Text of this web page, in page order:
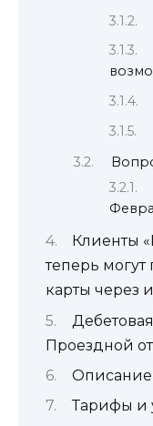
Клиенты
теперь могут
карты через
Проездной
Описание
Тарифы и